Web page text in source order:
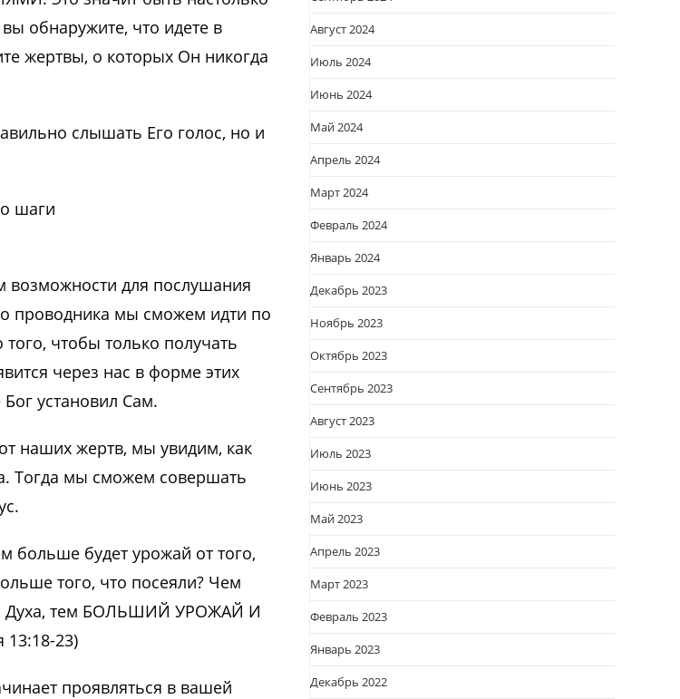
обнаружите, что идете в
жертвы, о которых Он никогда
слышать Его голос, но и
шаги
для послушания
проводника мы сможем идти по
чтобы только получать
через нас в форме этих
установил Сам.
наших жертв, мы увидим, как
Тогда мы сможем совершать
больше будет урожай от того,
того, что посеяли? Чем
Духа, тем БОЛЬШИЙ УРОЖАЙ И
23)
проявляться в вашей
Август 2024
Июль 2024
Июнь 2024
Май 2024
Апрель 2024
Март 2024
Февраль 2024
Январь 2024
Декабрь 2023
Ноябрь 2023
Октябрь 2023
Сентябрь 2023
Август 2023
Июль 2023
Июнь 2023
Май 2023
Апрель 2023
Март 2023
Февраль 2023
Январь 2023
Декабрь 2022